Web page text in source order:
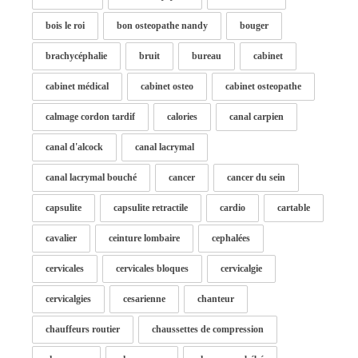
bois le roi bon osteopathe nandy bouger
brachycéphalie bruit bureau cabinet
cabinet médical cabinet osteo cabinet osteopathe
calmage cordon tardif calories canal carpien
canal d'alcock canal lacrymal
canal lacrymal bouché cancer cancer du sein
capsulite capsulite retractile cardio cartable
cavalier ceinture lombaire cephalées
cervicales cervicales bloques cervicalgie
cervicalgies cesarienne chanteur
chauffeurs routier chaussettes de compression